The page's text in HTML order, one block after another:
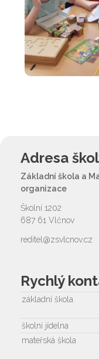
Adresa
Základní škola a
organizace
Školní 1202
687 61 Vlčnov
reditel@zsvlcnov.cz
Rychlý
základní škola
školní jídelna
mateřská škola